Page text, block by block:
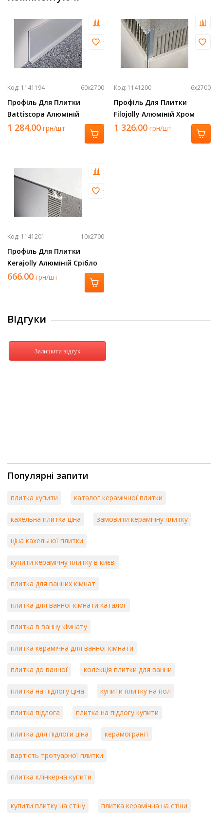
Код: 1141194 60х2700
Профіль Для Плитки
Battiscopa Алюміній
Срібло 2700Х60 Ba 600 Asn
1 284.00 грн/шт
Код: 1141200 6х2700
Профіль Для Плитки
Filojolly Алюміній Хром
2700Х6 Rjf 60 Asb
1 326.00 грн/шт
Код: 1141201 10х2700
Профіль Для Плитки
Kerajolly Алюміній Срібло
2700Х10 Tr 100 As
666.00 грн/шт
Відгуки
Залишити відгук
Популярні запити
плитка купити каталог керамічної плитки
кахельна плитка ціна замовити керамічну плитку
ціна кахельної плитки
купити керамічну плитку в києві
плитка для ванних кімнат
плитка для ванної кімнати каталог
плитка в ванну кімнату
плитка керамічна для ванної кімнати
плитка до ванної колекція плитки для ванни
плитка на підлогу ціна купити плитку на пол
плитка підлога плитка на підлогу купити
плитка для підлоги ціна керамограніт
вартість тротуарної плитки
плитка клінкерна купити
купити плитку на стіну плитка керамічна на стіни